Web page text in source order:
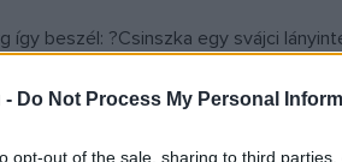
- Do Not Process My Personal
opt-out of the sale, sharing to third
így beszél: ?Csinszka egy svájci
idegjátékának rakétái? lenyűgözik
menekülni akar a polgári élet
Alázatos